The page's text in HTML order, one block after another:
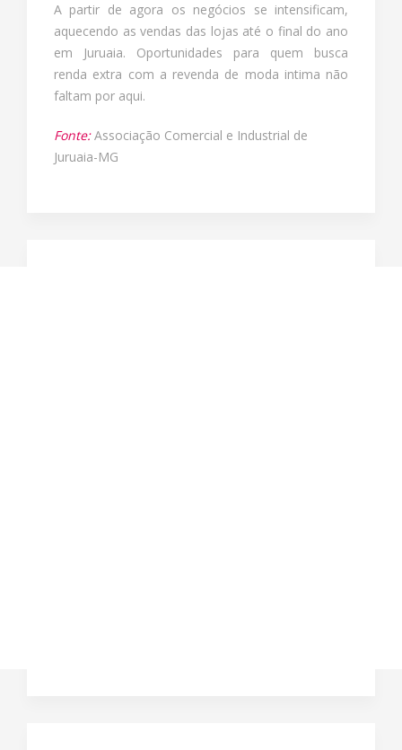
A partir de agora os negócios se intensificam,
aquecendo as vendas das lojas até o final do ano
em Juruaia. Oportunidades para quem busca
renda extra com a revenda de moda intima não
faltam por aqui.
Fonte:Associação Comercial e Industrial de
Juruaia-MG